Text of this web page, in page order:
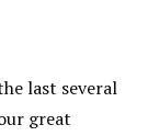
last several
great